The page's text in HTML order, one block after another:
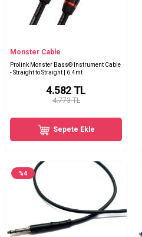
Monster Cable
Prolink Monster Bass® Instrument Cable
- Straight to Straight | 6.4mt
4.773 TL
4.582 TL
Sepete Ekle
%4